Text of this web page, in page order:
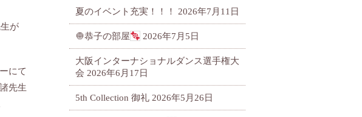
が
にて
先生
夏のイベント充実！！！ 2026年7月11日
🧅恭子の部屋 2026年7月5日
大阪インターナショナルダンス選手権大
会 2026年6月17日
5th Collection 御礼 2026年5月26日